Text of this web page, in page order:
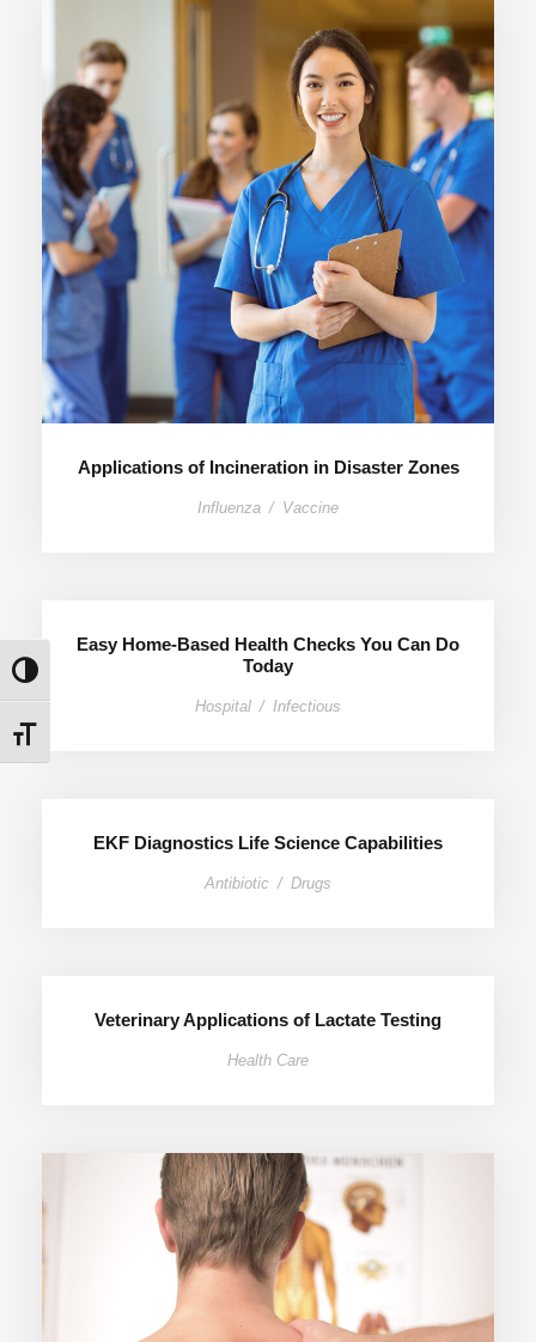
Εναλλαγή Υψηλής Αντίθεσης
Εναλλαγή Μεγέθους Γραμμάτων
Applications of Incineration in Disaster Zones
Influenza / Vaccine
Easy Home-Based Health Checks You Can Do
Today
Hospital / Infectious
EKF Diagnostics Life Science Capabilities
Antibiotic / Drugs
Veterinary Applications of Lactate Testing
Health Care